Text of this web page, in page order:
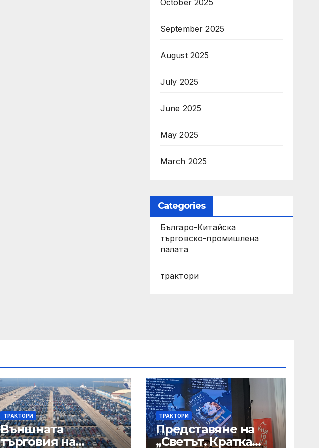
October 2025
September 2025
August 2025
July 2025
June 2025
May 2025
March 2025
Categories
Българо-Китайска
търговско-промишлена
палата
трактори
ТРАКТОРИ
Външната
търговия на
ТРАКТОРИ
Представяне на
„Светът. Кратка